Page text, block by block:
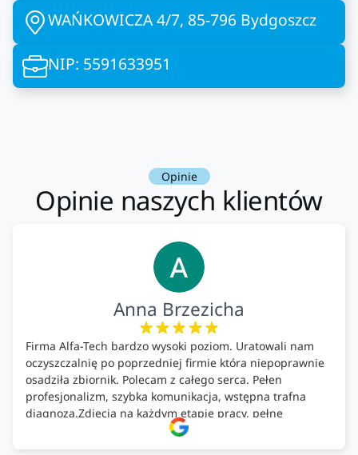
WAŃKOWICZA 4/7, 85-796 Bydgoszcz
NIP: 5591633951
Opinie
Opinie naszych klientów
Anna Brzezicha
Firma Alfa-Tech bardzo wysoki poziom. Uratowali nam
oczyszczalnię po poprzedniej firmie która niepoprawnie
osadziła zbiornik. Polecam z całego serca. Pełen
profesjonalizm, szybka komunikacja, wstępna trafna
diagnoza.Zdjęcia na każdym etapie pracy, pełne
doradztwo.Dobrze wyszkoleni i znający się na rzeczy.
Podsumowując ekipa na wysokim poziomie, rzetelna.